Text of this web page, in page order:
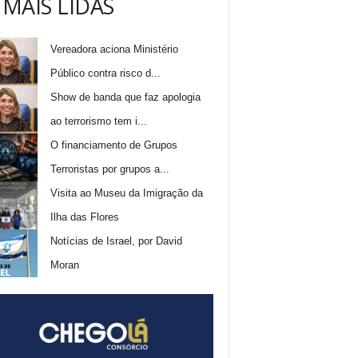
LIDAS
Vereadora aciona Ministério
Público contra risco d...
Show de banda que faz apologia
ao terrorismo tem i...
O financiamento de Grupos
Terroristas por grupos a...
Visita ao Museu da Imigração da
Ilha das Flores
Notícias de Israel, por David
Moran